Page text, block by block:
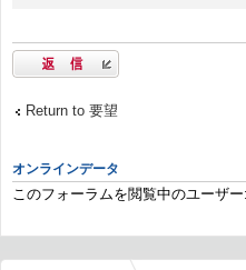
返信する
Return to 要望
オンラインデータ
このフォーラムを閲覧中のユーザ